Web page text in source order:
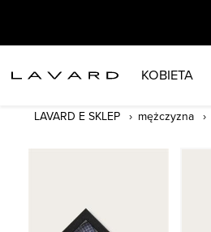
KOBIETA
LAVARD E SKLEP mężczyzna